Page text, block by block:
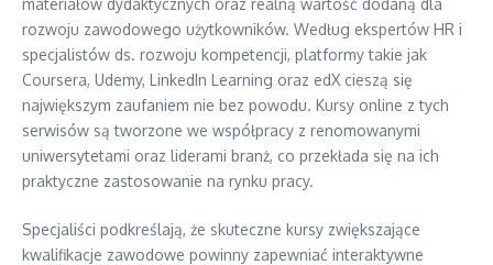
materiałów dydaktycznych oraz realną wartość dodaną dla
rozwoju zawodowego użytkowników. Według ekspertów HR i
specjalistów ds. rozwoju kompetencji, platformy takie jak
Coursera, Udemy, LinkedIn Learning oraz edX cieszą się
największym zaufaniem nie bez powodu. Kursy online z tych
serwisów są tworzone we współpracy z renomowanymi
uniwersytetami oraz liderami branż, co przekłada się na ich
praktyczne zastosowanie na rynku pracy.
Specjaliści podkreślają, że skuteczne kursy zwiększające
kwalifikacje zawodowe powinny zapewniać interaktywne